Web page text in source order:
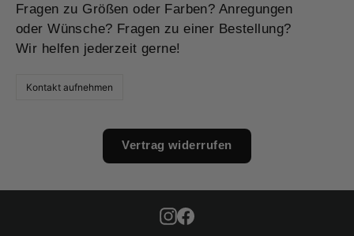
Fragen zu Größen oder Farben? Anregungen
oder Wünsche? Fragen zu einer Bestellung?
Wir helfen jederzeit gerne!
Kontakt aufnehmen
Vertrag widerrufen
Instagram
Facebook